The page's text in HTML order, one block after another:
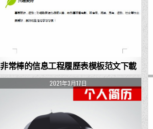
非常棒的信息工程履歷表模板范文下載
2021年3月17日